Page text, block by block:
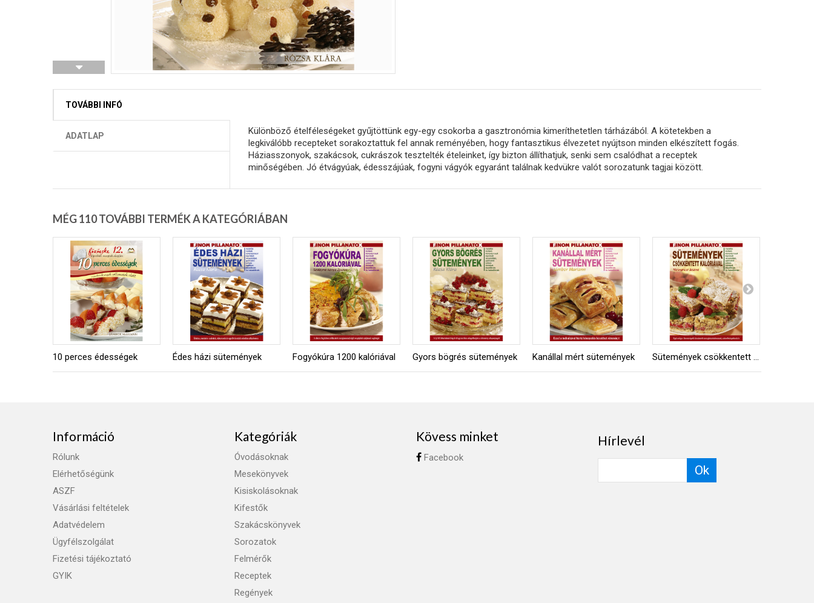
TOVÁBBI INFÓ
ADATLAP
Különböző ételféleségeket gyűjtöttünk egy-egy csokorba a gasztronómia kimeríthetetlen tárházából. A kötetekben a
legkiválóbb recepteket sorakoztattuk fel annak reményében, hogy fantasztikus élvezetet nyújtson minden elkészített fogás.
Háziasszonyok, szakácsok, cukrászok tesztelték ételeinket, így bizton állíthatjuk, senki sem csalódhat a receptek
minőségében. Jó étvágyúak, édesszájúak, fogyni vágyók egyaránt találnak kedvükre valót sorozatunk tagjai között.
MÉG 110 TOVÁBBI TERMÉK A KATEGÓRIÁBAN
10 perces édességek Édes házi sütemények Fogyókúra 1200 kalóriával Gyors bögrés sütemények Kanállal mért sütemények Sütemények csökkentett kalóriával
Információ
Rólunk
Elérhetőségünk
ASZF
Vásárlási feltételek
Adatvédelem
Ügyfélszolgálat
Fizetési tájékoztató
GYIK
Kategóriák
Óvodásoknak
Mesekönyvek
Kisiskolásoknak
Kifestők
Szakácskönyvek
Sorozatok
Felmérők
Receptek
Regények
Kövess minket
Facebook
Hírlevél
Ok